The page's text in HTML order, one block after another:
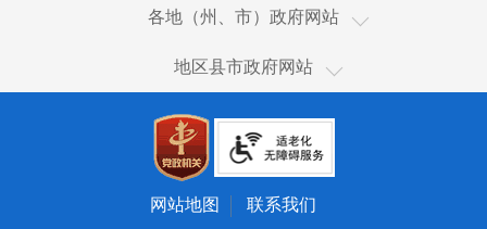
国家广播电视总局
海关总署
国务院国有资产监督管理委员会
国家海洋局
澳门
台湾
天津
北京
宁夏
各地（州、市）政府网站
乌鲁木齐市
塔城地区
阿勒泰地区
博尔塔拉蒙古自治州
昌吉回族自治州
吐鲁番市
地区县市政府网站
和田市
和田县
皮山县
墨玉县
洛浦县
网站地图
联系我们